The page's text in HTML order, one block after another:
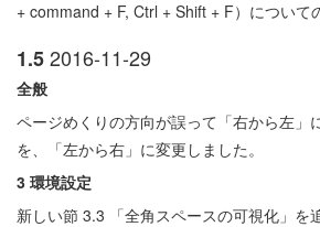
+ command + F, Ctrl + Shift + F）について
1.52016-11-29
全般
ページめくりの方向が誤って「右から左」
を、「左から右」に変更しました。
3 環境設定
新しい節 3.3 「全角スペースの可視化」を